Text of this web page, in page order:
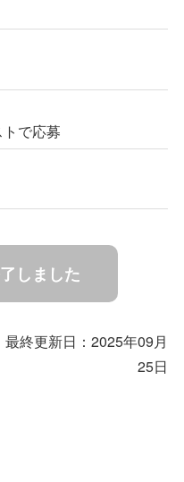
で応募
しました
最終更新日：2025年09月
25日